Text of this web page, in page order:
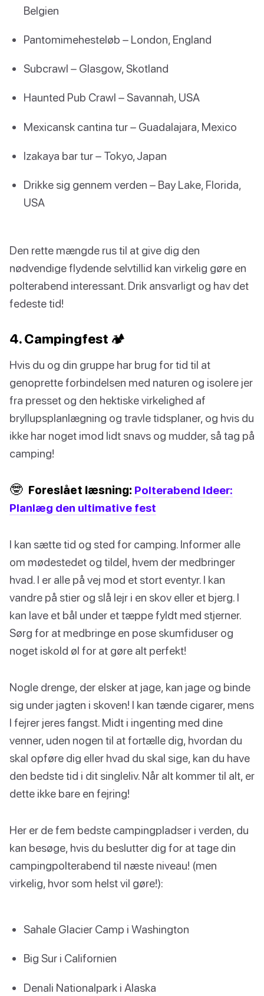
Belgien
Pantomimehesteløb – London, England
Subcrawl – Glasgow, Skotland
Haunted Pub Crawl – Savannah, USA
Mexicansk cantina tur – Guadalajara, Mexico
Izakaya bar tur – Tokyo, Japan
Drikke sig gennem verden – Bay Lake, Florida,
USA
Den rette mængde rus til at give dig den
nødvendige flydende selvtillid kan virkelig gøre en
polterabend interessant. Drik ansvarligt og hav det
fedeste tid!
4. Campingfest 🏕️
Hvis du og din gruppe har brug for tid til at
genoprette forbindelsen med naturen og isolere jer
fra presset og den hektiske virkelighed af
bryllupsplanlægning og travle tidsplaner, og hvis du
ikke har noget imod lidt snavs og mudder, så tag på
camping!
🤓 Foreslået læsning: Polterabend Ideer:
Planlæg den ultimative fest
I kan sætte tid og sted for camping. Informer alle
om mødestedet og tildel, hvem der medbringer
hvad. I er alle på vej mod et stort eventyr. I kan
vandre på stier og slå lejr i en skov eller et bjerg. I
kan lave et bål under et tæppe fyldt med stjerner.
Sørg for at medbringe en pose skumfiduser og
noget iskold øl for at gøre alt perfekt!
Nogle drenge, der elsker at jage, kan jage og binde
sig under jagten i skoven! I kan tænde cigarer, mens
I fejrer jeres fangst. Midt i ingenting med dine
venner, uden nogen til at fortælle dig, hvordan du
skal opføre dig eller hvad du skal sige, kan du have
den bedste tid i dit singleliv. Når alt kommer til alt, er
dette ikke bare en fejring!
Her er de fem bedste campingpladser i verden, du
kan besøge, hvis du beslutter dig for at tage din
campingpolterabend til næste niveau! (men
virkelig, hvor som helst vil gøre!):
Sahale Glacier Camp i Washington
Big Sur i Californien
Denali Nationalpark i Alaska